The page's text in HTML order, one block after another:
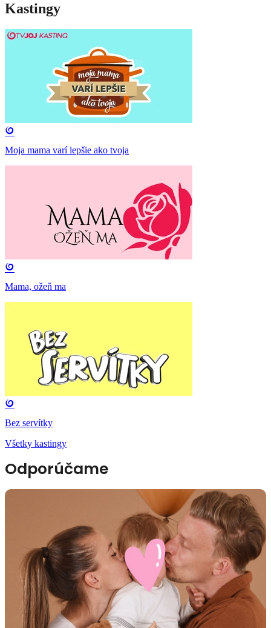
Kastingy
Moja mama varí lepšie ako tvoja
Mama, ožeň ma
Bez servítky
Všetky kastingy
Odporúčame